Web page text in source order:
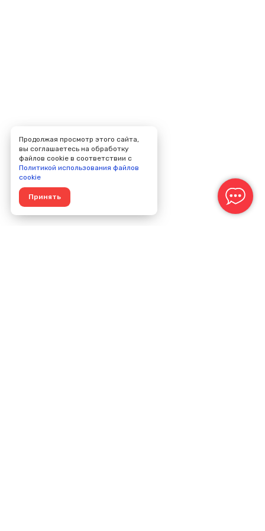
Продолжая просмотр этого сайта,
вы соглашаетесь на обработку
файлов cookie в соответствии с
Политикой использования файлов
cookie
Принять